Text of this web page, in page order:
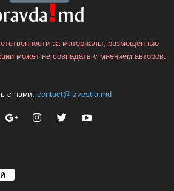
за материалы, размещённые
может не совпадать с мнением авторов.
с нами: contact@izvestia.md